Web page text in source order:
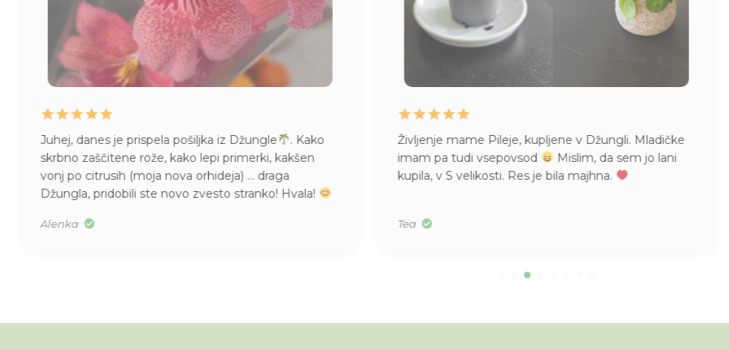
Juhej, danes je prispela pošiljka iz Džungle
. Kako
skrbno zaščitene rože, kako lepi primerki, kakšen
vonj po citrusih (moja nova orhideja) … draga
Džungla, pridobili ste novo zvesto stranko! Hvala!
Alenka
Življenje mame Pileje, kupljene v Džungli. Mladičke
imam pa tudi vsepovsod
Mislim, da sem jo lani
kupila, v S velikosti. Res je bila majhna.
Tea